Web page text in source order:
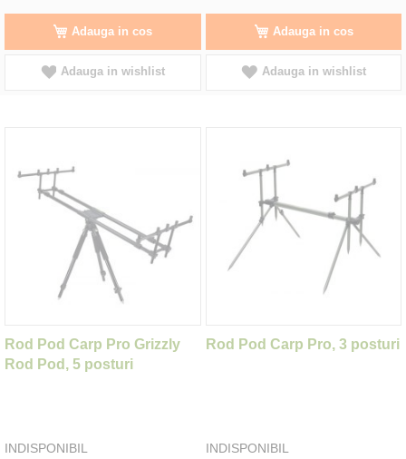
Adauga in cos
Adauga in wishlist
Adauga in cos
Adauga in wishlist
Rod Pod Carp Pro Grizzly
Rod Pod, 5 posturi
INDISPONIBIL
Rod Pod Carp Pro, 3 posturi
INDISPONIBIL